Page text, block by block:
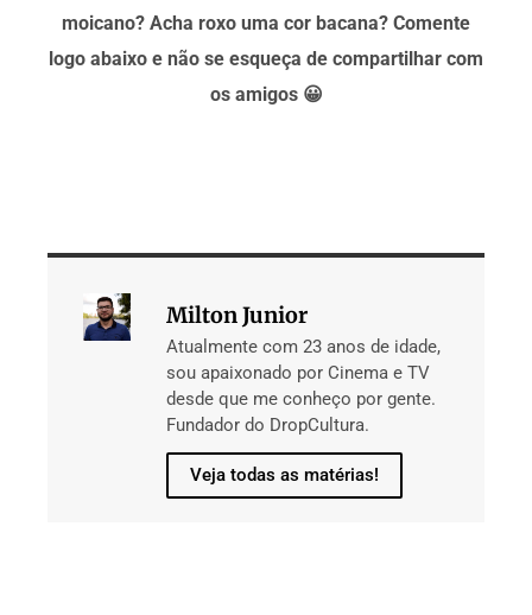
moicano? Acha roxo uma cor bacana? Comente
logo abaixo e não se esqueça de compartilhar com
os amigos 😀
Milton Junior
Atualmente com 23 anos de idade,
sou apaixonado por Cinema e TV
desde que me conheço por gente.
Fundador do DropCultura.
Veja todas as matérias!